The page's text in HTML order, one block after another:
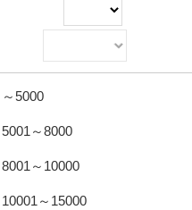
～5000
5001～8000
8001～10000
10001～15000